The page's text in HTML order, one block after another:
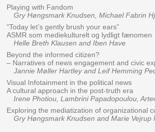
Playing with Fandom
Gry Høngsmark Knudsen, Michael Fabrin
“Today let’s gently brush your ears”
ASMR som mediekulturelt og lydligt fænomen
Helle Breth Klausen and Iben Have
Beyond the informed citizen?
– Narratives of news engagement and civic
Jannie Møller Hartley and Leif Hemming
Visual Infotainment in the political news
A cultural approach in the post-truth era
Irene Photiou, Lambrini Papadopoulou,
Exploring the mediatization of organizational
Gry Høngsmark Knudsen and Marie Vejrup